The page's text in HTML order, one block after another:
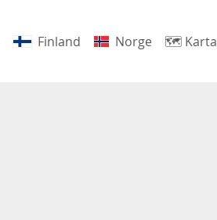
Finland Norge 🗺 Karta